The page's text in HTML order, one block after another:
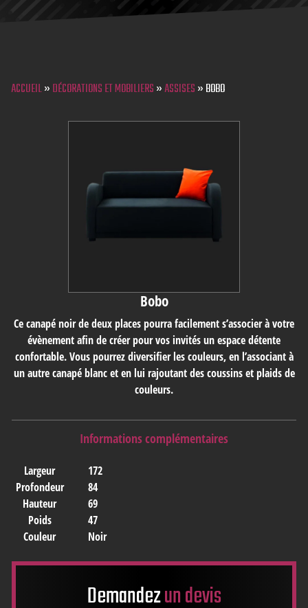
ACCUEIL»DÉCORATIONS ET MOBILIERS»ASSISES»BOBO
Bobo
Ce canapé noir de deux places pourra facilement s’associer à votre
évènement afin de créer pour vos invités un espace détente
confortable. Vous pourrez diversifier les couleurs, en l’associant à
un autre canapé blanc et en lui rajoutant des coussins et plaids de
couleurs.
Informations complémentaires
Largeur
172
Profondeur
84
Hauteur
69
Poids
47
Couleur
Noir
Demandezun devis